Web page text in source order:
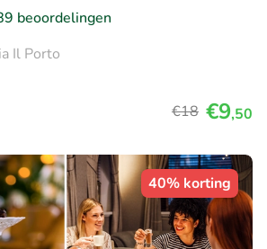
beoordelingen
Il Porto
€18 €9,50
40% korting